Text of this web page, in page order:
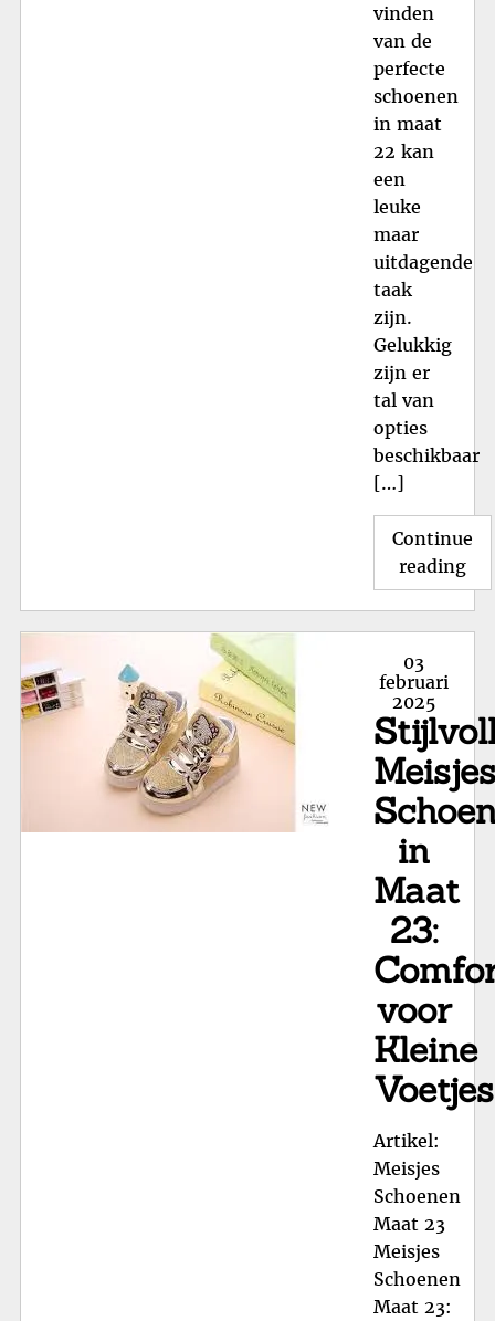
vinden
van de
perfecte
schoenen
in maat
22 kan
een
leuke
maar
uitdagende
taak
zijn.
Gelukkig
zijn er
tal van
opties
beschikbaar
[…]
Continue
reading
Posted
on
03
februari
2025
Meisjes
in
Maat
23:
voor
Kleine
Voetjes
Artikel:
Meisjes
Schoenen
Maat 23
Meisjes
Schoenen
Maat 23: